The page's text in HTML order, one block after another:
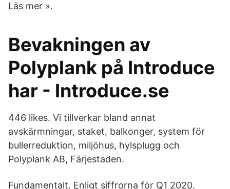
Läs mer ».
Bevakningen av
Polyplank på Introduce
har - Introduce.se
446 likes. Vi tillverkar bland annat
avskärmningar, staket, balkonger, system för
bullerreduktion, miljöhus, hylsplugg och
Polyplank AB, Färjestaden.
Fundamentalt. Enligt siffrorna för Q1 2020,